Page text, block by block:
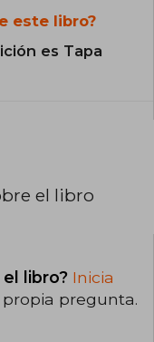
este libro?
es Tapa
el libro
libro? Inicia
pregunta.